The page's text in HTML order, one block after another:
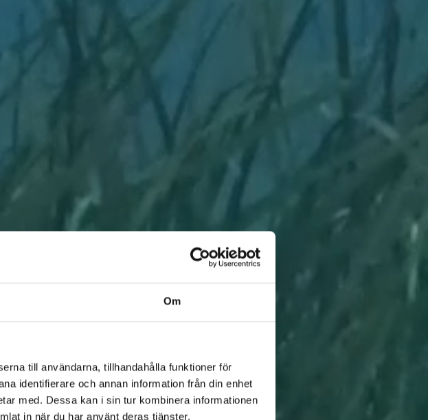
Om
till användarna, tillhandahålla funktioner för
identifierare och annan information från din enhet
med. Dessa kan i sin tur kombinera informationen
in när du har använt deras tjänster.
RÄDDA EN BIT